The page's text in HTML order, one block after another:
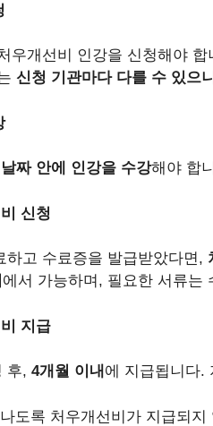
우개선비 인강을 신청해야
신청 기관마다 다를 수 있으
짜 안에 인강을 수강해야 합
신청
하고 수료증을 발급받았다면,
에서 가능하며, 필요한 서류는
지급
후, 4개월 이내 에 지급됩니다.
도록 처우개선비가 지급되지